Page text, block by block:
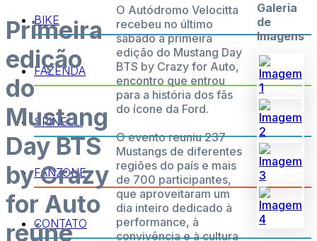
BIKE
FAZENDA
SPINELLI
FANZONE
CONTATO
Primeira
edição
do
Mustang
Day BTS
by Crazy
for Auto
reúne
O Autódromo Velocitta
recebeu no último
sábado a primeira
edição do Mustang Day
BTS by Crazy for Auto,
encontro que entrou
para a história dos fãs
do ícone da Ford.
O evento reuniu 237
Mustangs de diferentes
regiões do país e mais
de 700 participantes,
que aproveitaram um
dia inteiro dedicado à
performance, à
convivência e à cultura
Galeria
de
Imagens